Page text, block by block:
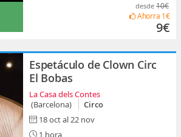
desde 10€
Ahorra 1€
9€
Espetáculo de Clown Circ
El Bobas
La Casa dels Contes
(Barcelona)
Circo
18 oct al 22 nov
1 hora